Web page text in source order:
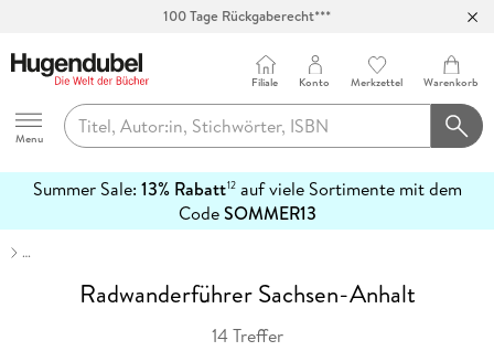
100 Tage Rückgaberecht***
Hugendubel
Menu
Filiale Konto Merkzettel Warenkorb
Summer Sale: 13% Rabatt12auf viele Sortimente mit dem
CodeSOMMER13
erfahren
…
Radwanderführer Sachsen-Anhalt
14 Treffer